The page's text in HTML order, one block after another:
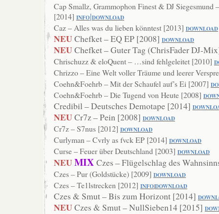
Cap Smallz, Grammophon Finest & DJ
[2014] INFO|DOWNLOAD
Caz – Alles was du lieben könntest [2013] DOWNLOAD
NEUChefket – EQ EP [2008] DOWNLOAD
NEUChefket – Guter Tag (ChrisFader DJ-
Chrischuzz & eloQuent – …sind fehlgeleitet [2010]
Chrizzo – Eine Welt voller Träume und leerer
Coehn&Foehrb – Mit der Schaufel auf’s Ei [2007]
Coehn&Foehrb – Die Tugend von Heute [2008]
Credibil – Deutsches Demotape [2014]
NEUCr7z – Pein [2008] DOWNLOAD
Cr7z – S7nus [2012] DOWNLOAD
Curlyman – Cvrly as fvck EP [2014] DOWNLOAD
Curse – Feuer über Deutschland [2003] DOWNLOAD
NEUMIX Czes – Flügelschlag des
Czes – Pur (Goldstücke) [2009] DOWNLOAD
Czes – Te1lstrecken [2012] INFO|DOWNLOAD
Czes & Smut – Bis zum Horizont [2014]
NEUCzes & Smut – NullSieben14 [2015]